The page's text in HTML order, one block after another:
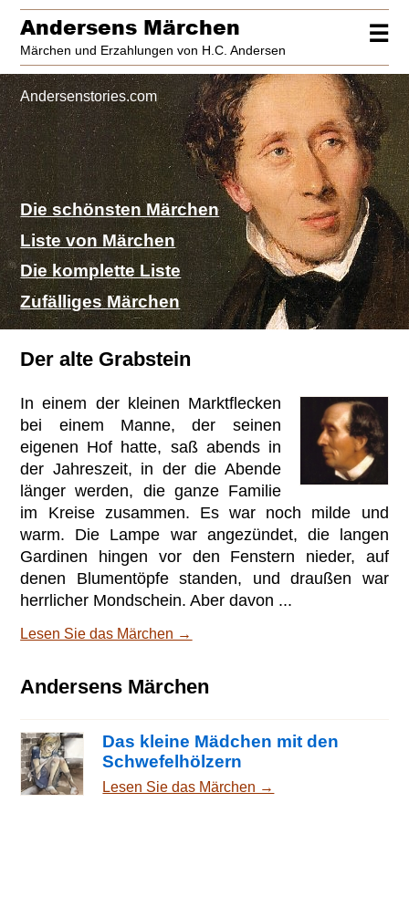
☰
Andersens Märchen
Märchen und Erzahlungen von H.C. Andersen
Andersenstories.com
Die schönsten Märchen
Liste von Märchen
Die komplette Liste
Zufälliges Märchen
Der alte Grabstein
In einem der kleinen Marktflecken
bei einem Manne, der seinen
eigenen Hof hatte, saß abends in
der Jahreszeit, in der die Abende
länger werden, die ganze Familie
im Kreise zusammen. Es war noch milde und
warm. Die Lampe war angezündet, die langen
Gardinen hingen vor den Fenstern nieder, auf
denen Blumentöpfe standen, und draußen war
herrlicher Mondschein. Aber davon ...
Lesen Sie das Märchen →
Andersens Märchen
Das kleine Mädchen mit den
Schwefelhölzern
Lesen Sie das Märchen →